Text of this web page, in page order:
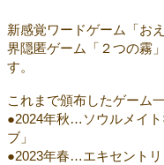
新感覚ワードゲーム「お
界隠匿ゲーム「２つの霧
す。
これまで頒布したゲーム
●2024年秋…ソウルメイ
ブ」
●2023年春…エキセントリ